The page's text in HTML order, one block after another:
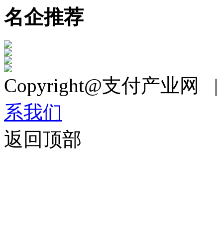
名企推荐
Copyright@支付产业
系我们
返回顶部